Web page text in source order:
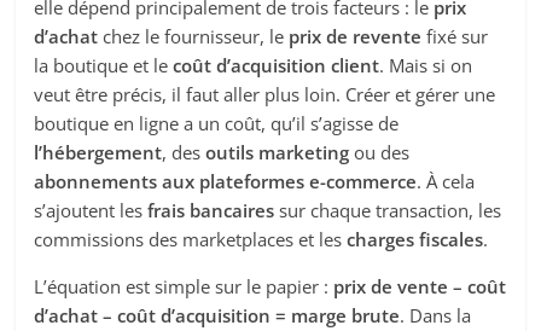
elle dépend principalement de trois facteurs : le prix
d’achat chez le fournisseur, le prix de revente fixé sur
la boutique et lecoût d’acquisition client. Mais si on
veut être précis, il faut aller plus loin. Créer et gérer une
boutique en ligne a un coût, qu’il s’agisse de
l’hébergement, desoutils marketing ou des
abonnements aux plateformes e-commerce. À cela
s’ajoutent lesfrais bancaires sur chaque transaction, les
commissions des marketplaces et lescharges fiscales.
L’équation est simple sur le papier : prix de vente – coût
d’achat – coût d’acquisition = marge brute. Dans la